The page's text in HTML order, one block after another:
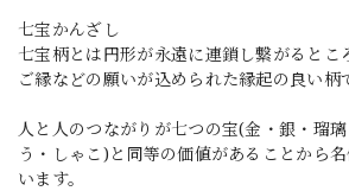
七宝かんざし
七宝柄とは円形が永遠に連鎖し繋がるとこ
ご縁などの願いが込められた縁起の良い柄
人と人のつながりが七つの宝(金・銀・瑠
う・しゃこ)と同等の価値があることから
います。